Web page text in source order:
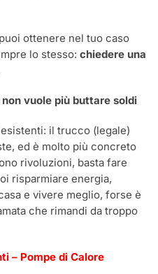
ottenere nel tuo caso
lo stesso: chiedere una
vuole più buttare soldi
il trucco (legale)
ed è molto più concreto
rivoluzioni, basta fare
risparmiare energia,
e vivere meglio, forse è
che rimandi da troppo
– Pompe di Calore